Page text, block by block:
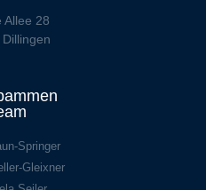
Allee 28
Springer
Gleixner